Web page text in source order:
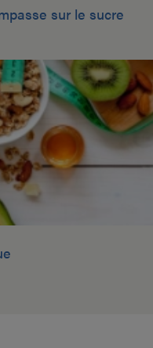
sur le sucre